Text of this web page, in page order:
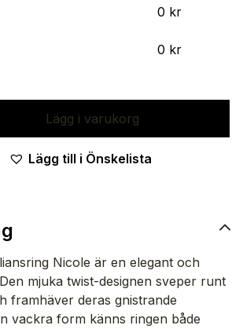
0 kr
0 kr
Lägg i varukorg
Lägg till i Önskelista
Nicole är en elegant och
mjuka twist-designen sveper runt
framhäver deras gnistrande
vackra form känns ringen både